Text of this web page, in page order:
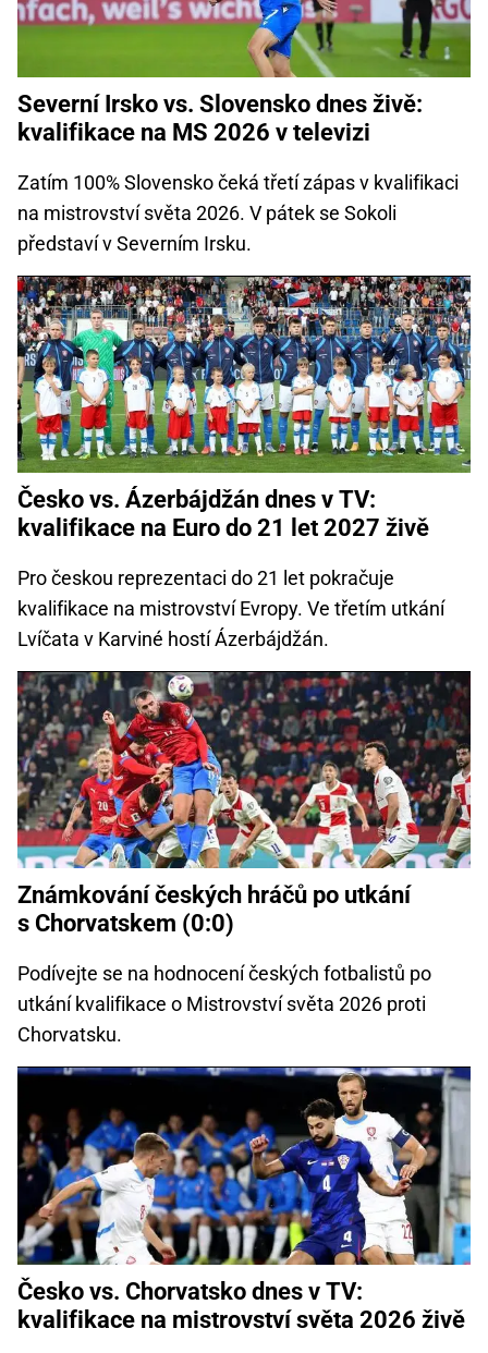
Severní Irsko vs. Slovensko dnes živě:
kvalifikace na MS 2026 v televizi
Zatím 100% Slovensko čeká třetí zápas v kvalifikaci
na mistrovství světa 2026. V pátek se Sokoli
představí v Severním Irsku.
Česko vs. Ázerbájdžán dnes v TV:
kvalifikace na Euro do 21 let 2027 živě
Pro českou reprezentaci do 21 let pokračuje
kvalifikace na mistrovství Evropy. Ve třetím utkání
Lvíčata v Karviné hostí Ázerbájdžán.
Známkování českých hráčů po utkání
s Chorvatskem (0:0)
Podívejte se na hodnocení českých fotbalistů po
utkání kvalifikace o Mistrovství světa 2026 proti
Chorvatsku.
Česko vs. Chorvatsko dnes v TV:
kvalifikace na mistrovství světa 2026 živě